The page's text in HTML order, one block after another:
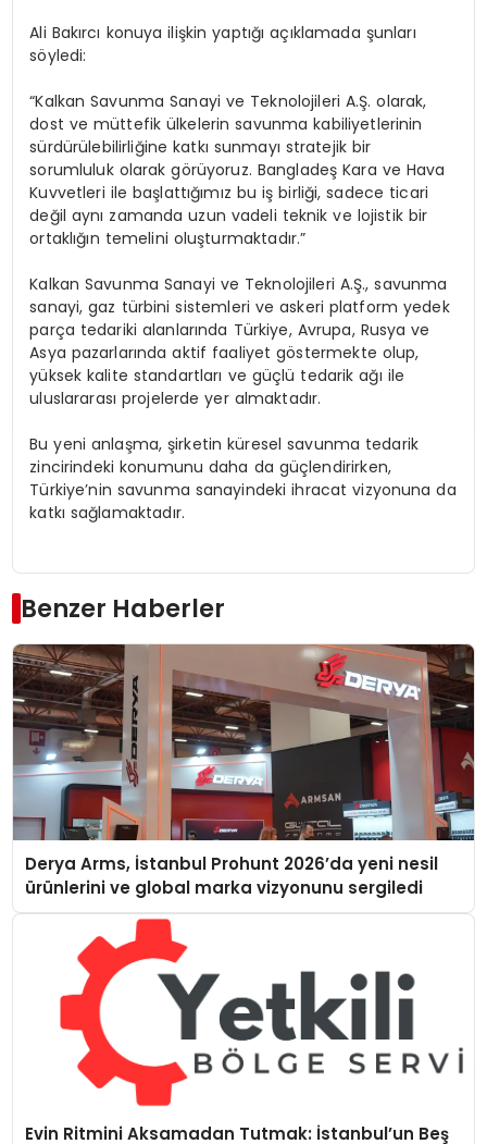
Ali Bakırcı konuya ilişkin yaptığı açıklamada şunları
söyledi:
“Kalkan Savunma Sanayi ve Teknolojileri A.Ş. olarak,
dost ve müttefik ülkelerin savunma kabiliyetlerinin
sürdürülebilirliğine katkı sunmayı stratejik bir
sorumluluk olarak görüyoruz. Bangladeş Kara ve Hava
Kuvvetleri ile başlattığımız bu iş birliği, sadece ticari
değil aynı zamanda uzun vadeli teknik ve lojistik bir
ortaklığın temelini oluşturmaktadır.”
Kalkan Savunma Sanayi ve Teknolojileri A.Ş., savunma
sanayi, gaz türbini sistemleri ve askeri platform yedek
parça tedariki alanlarında Türkiye, Avrupa, Rusya ve
Asya pazarlarında aktif faaliyet göstermekte olup,
yüksek kalite standartları ve güçlü tedarik ağı ile
uluslararası projelerde yer almaktadır.
Bu yeni anlaşma, şirketin küresel savunma tedarik
zincirindeki konumunu daha da güçlendirirken,
Türkiye’nin savunma sanayindeki ihracat vizyonuna da
katkı sağlamaktadır.
Benzer Haberler
Derya Arms, İstanbul Prohunt 2026’da yeni nesil
ürünlerini ve global marka vizyonunu sergiledi
Evin Ritmini Aksamadan Tutmak: İstanbul’un Beş